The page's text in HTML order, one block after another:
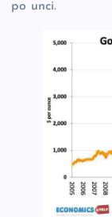
po unci.